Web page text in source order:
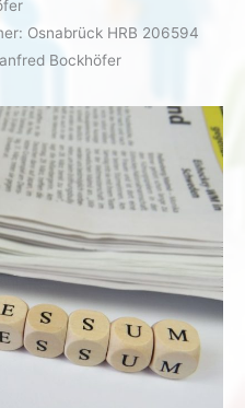
Osnabrück HRB 206594
Bockhöfer